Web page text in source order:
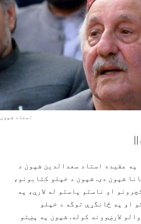
استاد شپون
په عقیده استاد سعدالدین شپون د
شپون دی. شپون د خپلو کتابونو،
او ناستو پاستو له لارې، په
او په ځانگړې توگه د خپلو
لارښوونه کوله. شپون په پښتو